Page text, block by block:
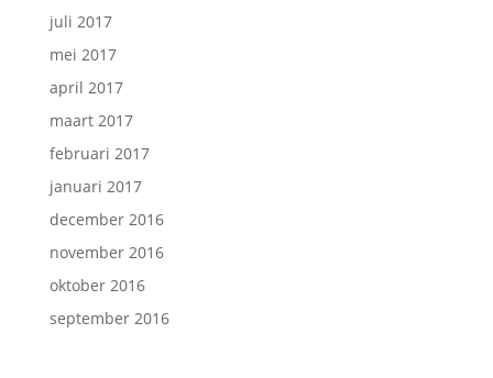
juli 2017
mei 2017
april 2017
maart 2017
februari 2017
januari 2017
december 2016
november 2016
oktober 2016
september 2016